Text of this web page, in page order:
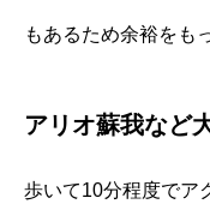
もあるため余裕をも
アリオ蘇我など
歩いて10分程度でア